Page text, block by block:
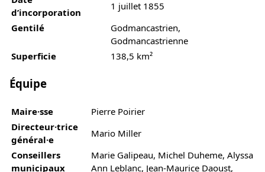
d’incorporation
1 juillet 1855
Gentilé
Godmancastrien,
Godmancastrienne
Superficie
138,5 km²
Équipe
Maire·sse
Pierre Poirier
Directeur·trice
général·e
Mario Miller
Conseillers
municipaux
Marie Galipeau, Michel Duheme, Alyssa
Ann Leblanc, Jean-Maurice Daoust,